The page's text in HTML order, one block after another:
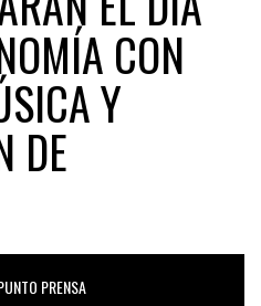
CON
Y
DE
PRENSA